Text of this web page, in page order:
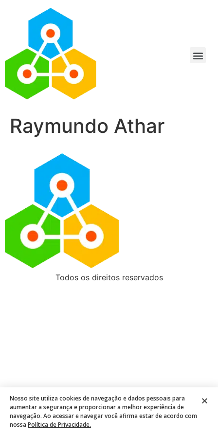
Raymundo Athar
Todos os direitos reservados
Nosso site utiliza cookies de navegação e dados pessoais para
aumentar a segurança e proporcionar a melhor experiência de
navegação. Ao acessar e navegar você afirma estar de acordo com
nossa Política de Privacidade.